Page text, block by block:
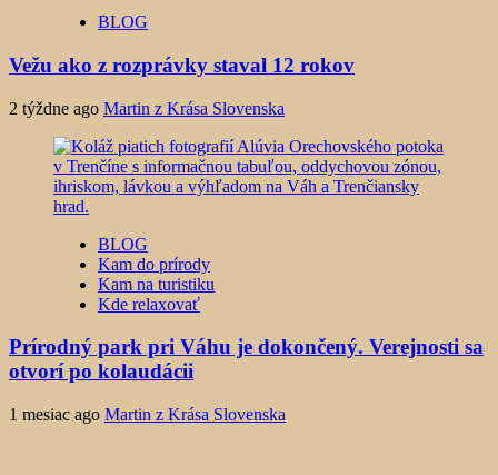
BLOG
Vežu ako z rozprávky staval 12 rokov
2 týždne ago Martin z Krása Slovenska
BLOG
Kam do prírody
Kam na turistiku
Kde relaxovať
Prírodný park pri Váhu je dokončený. Verejnosti sa
otvorí po kolaudácii
1 mesiac ago Martin z Krása Slovenska